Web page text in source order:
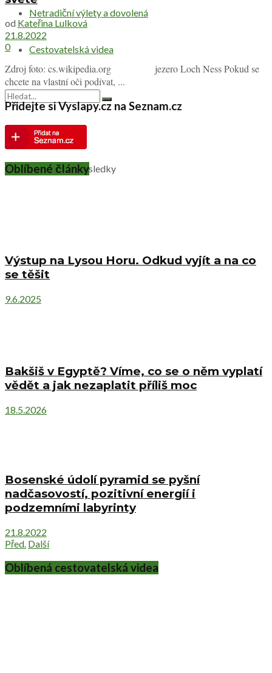
Netradiční výlety a dovolená
Cestovatelská videa
Žádný výsledek
Zobrazit všechny výsledky
od Kateřina Lulková
21.8.2022
0
Zdroj foto: cs.wikipedia.org jezero Loch Ness Pokud se
chcete na vlastní oči podívat, ...
Přidejte si Vyslapy.cz na Seznam.cz
Oblíbené články
Výstup na Lysou Horu. Odkud vyjít a na co
se těšit
9.6.2025
Bakšiš v Egyptě? Víme, co se o něm vyplatí
vědět a jak nezaplatit příliš moc
18.5.2026
Bosenské údolí pyramid se pyšní
nadčasovostí, pozitivní energií i
podzemními labyrinty
21.8.2022
Před. Další
Oblíbená cestovatelská videa